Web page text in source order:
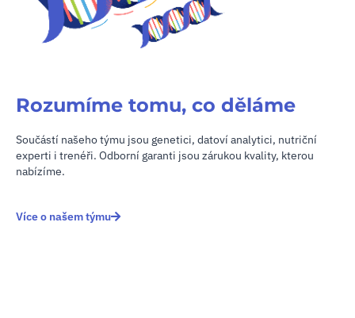
Rozumíme tomu, co děláme
Součástí našeho týmu jsou genetici, datoví analytici, nutriční
experti i trenéři. Odborní garanti jsou zárukou kvality, kterou
nabízíme.
Více o našem týmu